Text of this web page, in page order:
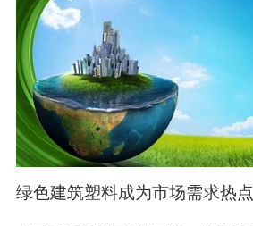
绿色建筑塑料成为市场需求热点